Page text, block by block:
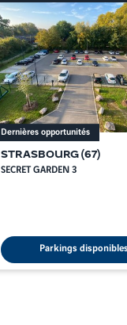
STRASBOURG(67)
SECRET GARDEN 3
Dernières opportunités
Parkings